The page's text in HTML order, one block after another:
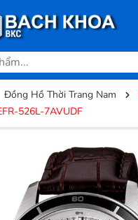
Đồng Hồ Thời Trang Nam
526L-7AVUDF